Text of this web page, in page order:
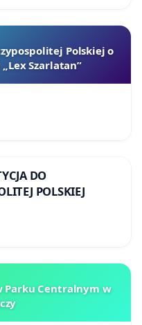
Polskiej o
Szarlatan”
DO
POLSKIEJ
Parku Centralnym w